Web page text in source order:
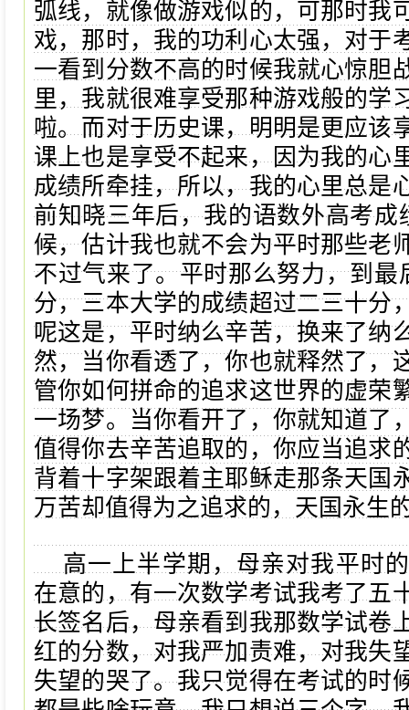
弧线，就像做游戏似的，可那时我
戏，那时，我的功利心太强，对于
一看到分数不高的时候我就心惊胆
里，我就很难享受那种游戏般的学
啦。而对于历史课，明明是更应该
课上也是享受不起来，因为我的心
成绩所牵挂，所以，我的心里总是
前知晓三年后，我的语数外高考成
候，估计我也就不会为平时那些老
不过气来了。平时那么努力，到最
分，三本大学的成绩超过二三十分
呢这是，平时纳么辛苦，换来了纳
然，当你看透了，你也就释然了，
管你如何拼命的追求这世界的虚荣
一场梦。当你看开了，你就知道了
值得你去辛苦追取的，你应当追求
背着十字架跟着主耶稣走那条天国
万苦却值得为之追求的，天国永生
高一上半学期，母亲对我平时
在意的，有一次数学考试我考了五
长签名后，母亲看到我那数学试卷
红的分数，对我严加责难，对我失
失望的哭了。我只觉得在考试的时